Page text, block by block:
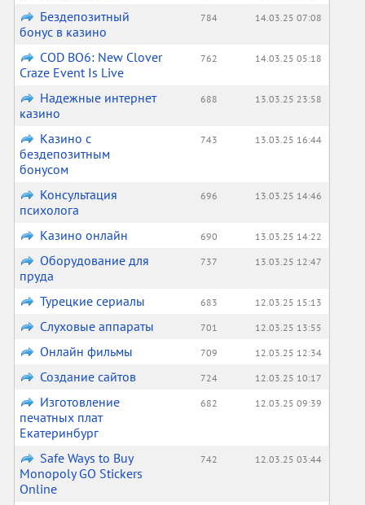
Бездепозитный
бонус в казино
784 14.03.25 07:08
COD BO6: New Clover
Craze Event Is Live
762 14.03.25 05:18
Надежные интернет
казино
688 13.03.25 23:58
Казино с
бездепозитным
бонусом
743 13.03.25 16:44
Консультация
психолога
696 13.03.25 14:46
Казино онлайн 690 13.03.25 14:22
Оборудование для
пруда
737 13.03.25 12:47
Турецкие сериалы 683 12.03.25 15:13
Слуховые аппараты 701 12.03.25 13:55
Онлайн фильмы 709 12.03.25 12:34
Создание сайтов 724 12.03.25 10:17
Изготовление
печатных плат
Екатеринбург
682 12.03.25 09:39
Safe Ways to Buy
Monopoly GO Stickers
Online
742 12.03.25 03:44